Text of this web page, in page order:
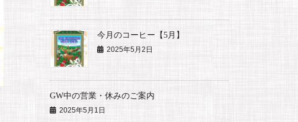
今月のコーヒー【5月】
2025年5月2日
GW中の営業・休みのご案内
2025年5月1日